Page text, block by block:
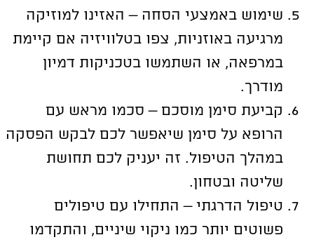
שימוש באמצעי הסחה – האזינו למוזיקה
מרגיעה באוזניות, צפו בטלוויזיה אם קיימת
במרפאה, או השתמשו בטכניקות דמיון
מודרך.
קביעת סימן מוסכם – סכמו מראש עם
הרופא על סימן שיאפשר לכם לבקש הפסקה
במהלך הטיפול. זה יעניק לכם תחושת
שליטה ובטחון.
טיפול הדרגתי – התחילו עם טיפולים
פשוטים יותר כמו ניקוי שיניים, והתקדמו